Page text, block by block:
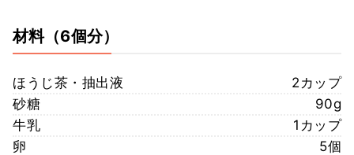
材料（6個分）
ほうじ茶・抽出液
2カップ
砂糖
90g
牛乳
1カップ
卵
5個